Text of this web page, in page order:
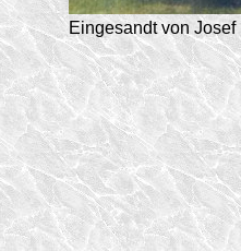
Eingesandt von Josef